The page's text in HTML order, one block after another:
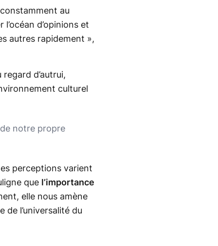
au
d’opinions et
autres rapidement »,
d’autrui,
culturel
notre propre
perceptions varient
que l’importance
elle nous amène
de l’universalité du